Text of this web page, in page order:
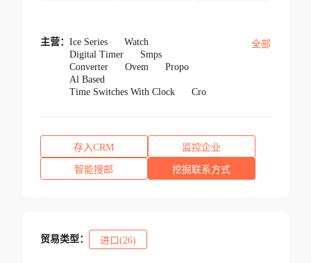
主营： Ice Series
Watch
Digital Timer
Smps
Converter
Ovem
Propo
Al Based
Time Switches With Clock
Cro
全部
存入CRM 监控企业
智能搜邮 挖掘联系方式
贸易类型： 进口(26)